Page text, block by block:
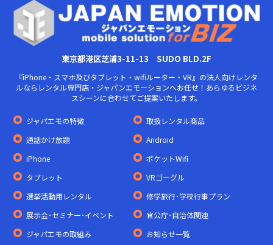
東京都港区芝浦3-11-13 SUDO BLD.2F
『iPhone・スマホ及びタブレット・wifiルーター・VR』の法人向けレンタ
ルならレンタル専門店・ジャパンエモーションへお任せ！あらゆるビジネ
スシーンに合わせてご提案いたします。
ジャパエモの特徴
取扱レンタル商品
通話かけ放題
Android
iPhone
ポケットWifi
タブレット
VRゴーグル
選挙活動用レンタル
修学旅行･学校行事プラン
展示会･セミナー･イベント
官公庁･自治体関連
ジャパエモの取組み
お知らせ一覧